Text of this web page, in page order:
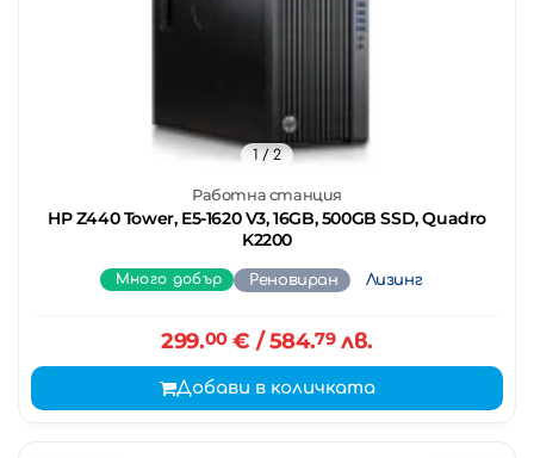
Работна станция
HP Z440 Tower, E5-1620 V3, 16GB, 500GB SSD, Quadro
K2200
1 / 2
Много добър Реновиран Лизинг
299.00€ / 584.79лв.
Добави в количката